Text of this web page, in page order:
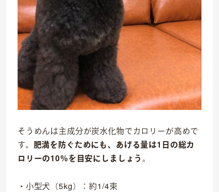
そうめんは主成分が炭水化物でカロリーが高めで
す。 肥満を防ぐためにも、あげる量は1日の総カ
ロリーの10％を目安にしましょう 。
・小型犬（5kg）：約1/4束